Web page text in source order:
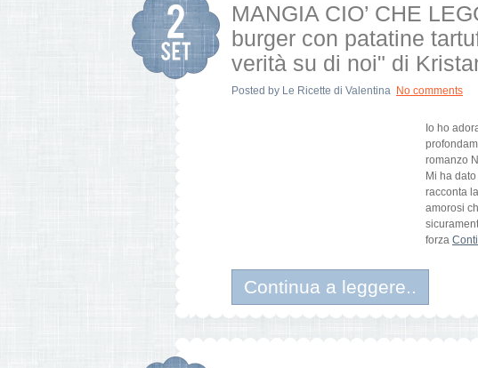
MANGIA CIO’ CHE
burger con patatine
verità su di noi" di
Posted by Le Ricette di Valentina No comments
Io ho
romanzo
Mi ha
racconta
amorosi
forza
Continua a leggere..